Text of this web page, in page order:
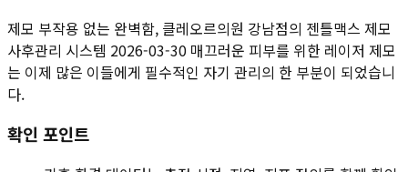
제모 부작용 없는 완벽함, 클레오르의원 강남점의 젠틀맥스 제모
사후관리 시스템 2026-03-30 매끄러운 피부를 위한 레이저 제모
는 이제 많은 이들에게 필수적인 자기 관리의 한 부분이 되었습니
다.
확인 포인트